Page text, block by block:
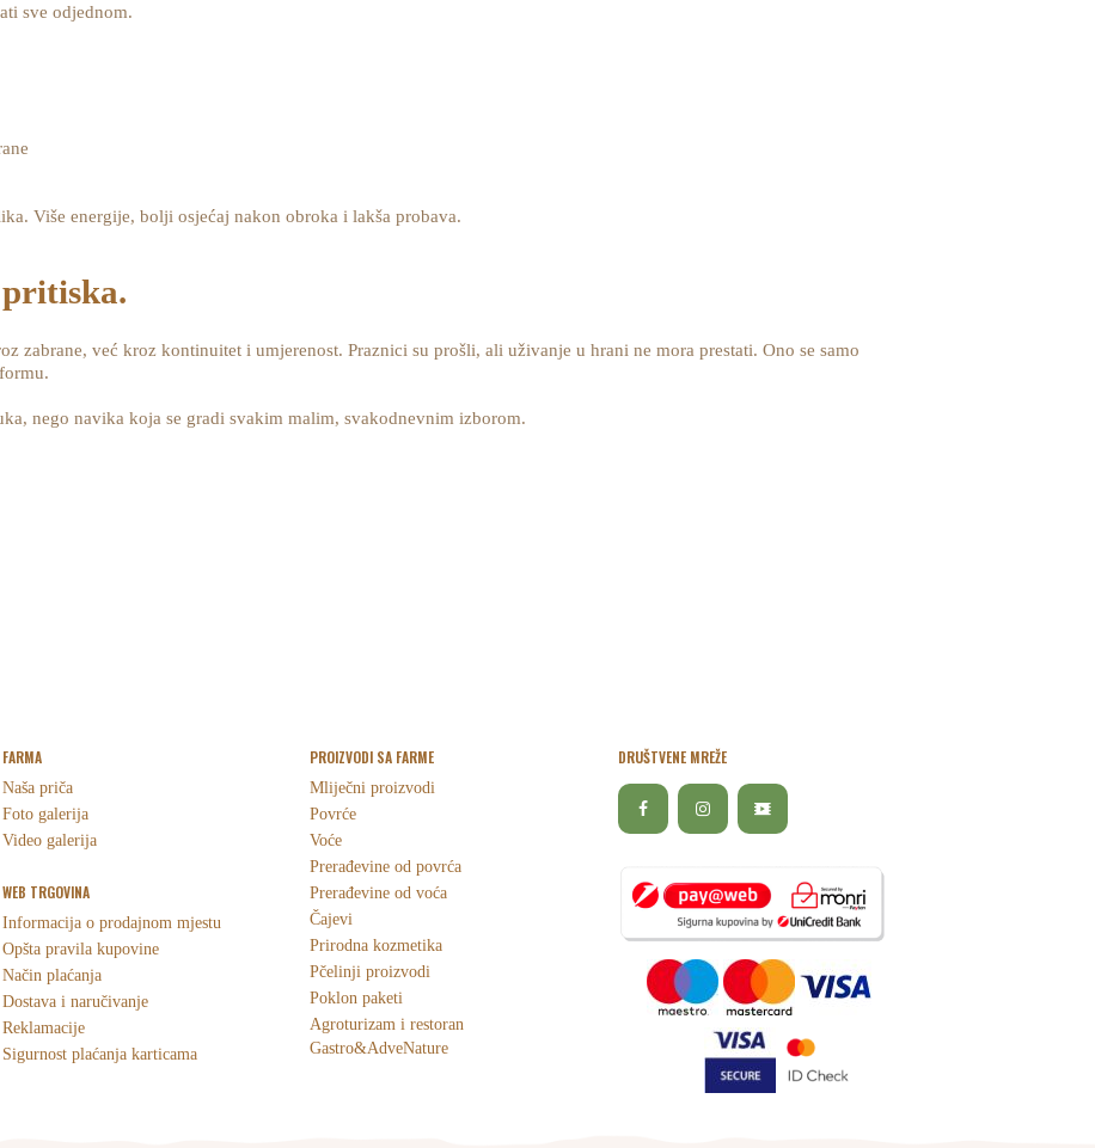
sve odjednom.
Više energije, bolji osjećaj nakon obroka i lakša probava.
zabrane, već kroz kontinuitet i umjerenost. Praznici su prošli, ali uživanje u hrani ne mora prestati. Ono se samo
nego navika koja se gradi svakim malim, svakodnevnim izborom.
FARMA
Naša priča
Foto galerija
Video galerija
WEB TRGOVINA
Informacija o prodajnom mjestu
Opšta pravila kupovine
Način plaćanja
Dostava i naručivanje
Reklamacije
Sigurnost plaćanja karticama
PROIZVODI SA FARME
Mliječni proizvodi
Povrće
Voće
Prerađevine od povrća
Prerađevine od voća
Čajevi
Prirodna kozmetika
Pčelinji proizvodi
Poklon paketi
Agroturizam i restoran
Gastro&AdveNature
DRUŠTVENE MREŽE